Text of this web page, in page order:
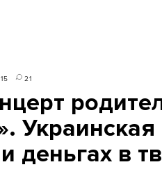
21
деньгах в